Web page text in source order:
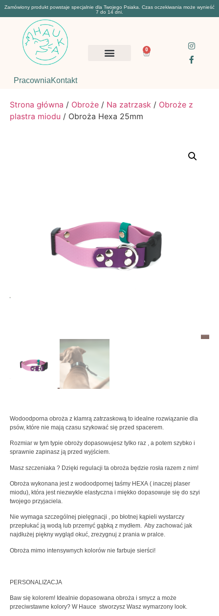
Zamówiony produkt powstaje specjalnie dla Twojego Psiaka. Czas oczekiwania może wynieść
7 do 14 dni.
PracowniaKontakt
0
Strona główna / Obroże / Na zatrzask / Obroże z
plastra miodu / Obroża Hexa 25mm
Wodoodporna obroża z klamrą zatrzaskową to idealne rozwiązanie dla
psów, które nie mają czasu szykować się przed spacerem.
Rozmiar w tym typie obroży dopasowujesz tylko raz , a potem szybko i
sprawnie zapinasz ją przed wyjściem.
Masz szczeniaka ? Dzięki regulacji ta obroża będzie rosła razem z nim!
Obroża wykonana jest z wodoodpornej taśmy HEXA ( inaczej plaser
miodu), która jest niezwykle elastyczna i miękko dopasowuje się do szyi
twojego przyjaciela.
Nie wymaga szczególnej pielęgnacji , po błotnej kąpieli wystarczy
przepłukać ją wodą lub przemyć gąbką z mydłem. Aby zachować jak
najdłużej piękny wygląd okuć, zrezygnuj z prania w pralce.
Obroża mimo intensywnych kolorów nie farbuje sierści!
PERSONALIZACJA
Baw się kolorem! Idealnie dopasowana obroża i smycz a może
przeciwstawne kolory? W Hauce stworzysz Wasz wymarzony look.